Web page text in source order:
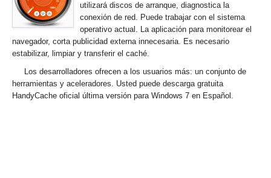
utilizará discos de arranque, diagnostica la
conexión de red. Puede trabajar con el sistema
operativo actual. La aplicación para monitorear el
navegador, corta publicidad externa innecesaria. Es necesario
estabilizar, limpiar y transferir el caché.
Los desarrolladores ofrecen a los usuarios más: un conjunto de
herramientas y aceleradores. Usted puede descarga gratuita
HandyCache oficial última versión para Windows 7 en Español.